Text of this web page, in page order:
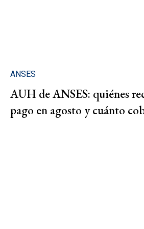
ANSES
AUH de ANSES: quiénes
pago en agosto y cuánto